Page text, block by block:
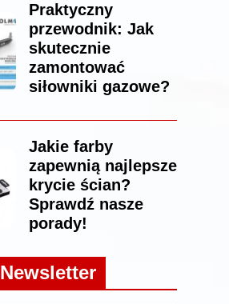
Praktyczny
przewodnik: Jak
skutecznie
zamontować
siłowniki gazowe?
Jakie farby
zapewnią najlepsze
krycie ścian?
Sprawdź nasze
porady!
Newsletter